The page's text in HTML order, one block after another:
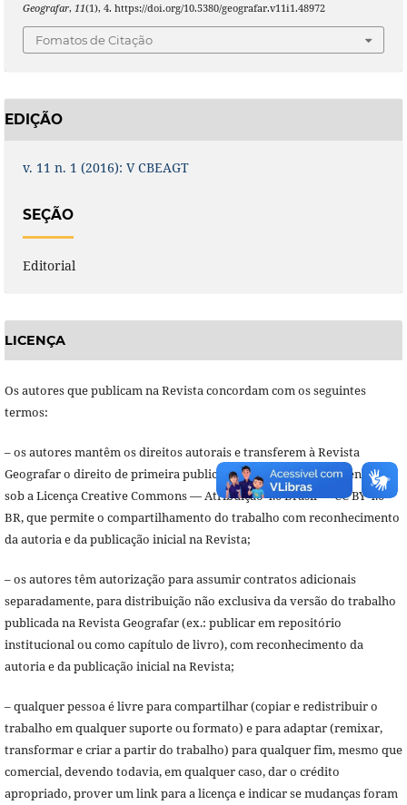
Geografar, 11(1), 4. https://doi.org/10.5380/geografar.v11i1.48972
Fomatos de Citação
EDIÇÃO
v. 11 n. 1 (2016): V CBEAGT
SEÇÃO
Editorial
LICENÇA
Os autores que publicam na Revista concordam com os seguintes
termos:
– os autores mantêm os direitos autorais e transferem à Revista
Geografar o direito de primeira publicação, com o trabalho licenciado
sob a Licença Creative Commons — Atribuição 4.0 Brasil — CC BY 4.0
BR, que permite o compartilhamento do trabalho com reconhecimento
da autoria e da publicação inicial na Revista;
– os autores têm autorização para assumir contratos adicionais
separadamente, para distribuição não exclusiva da versão do trabalho
publicada na Revista Geografar (ex.: publicar em repositório
institucional ou como capítulo de livro), com reconhecimento da
autoria e da publicação inicial na Revista;
– qualquer pessoa é livre para compartilhar (copiar e redistribuir o
trabalho em qualquer suporte ou formato) e para adaptar (remixar,
transformar e criar a partir do trabalho) para qualquer fim, mesmo que
comercial, devendo todavia, em qualquer caso, dar o crédito
apropriado, prover um link para a licença e indicar se mudanças foram